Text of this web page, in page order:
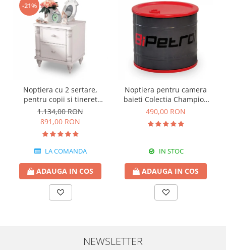
-21%
Noptiera cu 2 sertare,
pentru copii si tineret
Colectia Romantic,
50x42x56 cm
1.134,00 RON
891,00 RON
LA COMANDA
ADAUGA IN COS
Noptiera pentru camera
baieti Colectia Champion
Racer
490,00 RON
IN STOC
ADAUGA IN COS
NEWSLETTER